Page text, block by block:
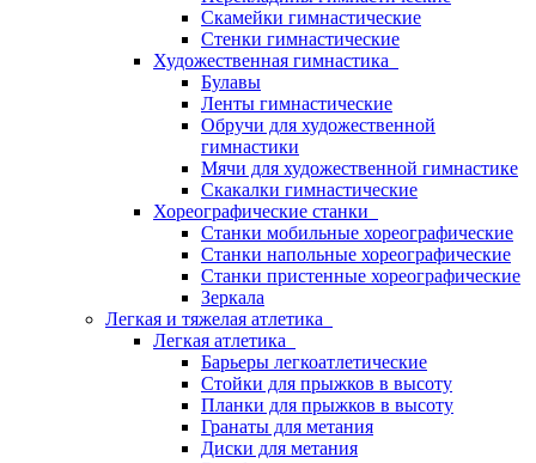
Скамейки гимнастические
Стенки гимнастические
Художественная гимнастика
Булавы
Ленты гимнастические
Обручи для художественной
гимнастики
Мячи для художественной гимнастике
Скакалки гимнастические
Хореографические станки
Станки мобильные хореографические
Станки напольные хореографические
Станки пристенные хореографические
Зеркала
Легкая и тяжелая атлетика
Легкая атлетика
Барьеры легкоатлетические
Стойки для прыжков в высоту
Планки для прыжков в высоту
Гранаты для метания
Диски для метания